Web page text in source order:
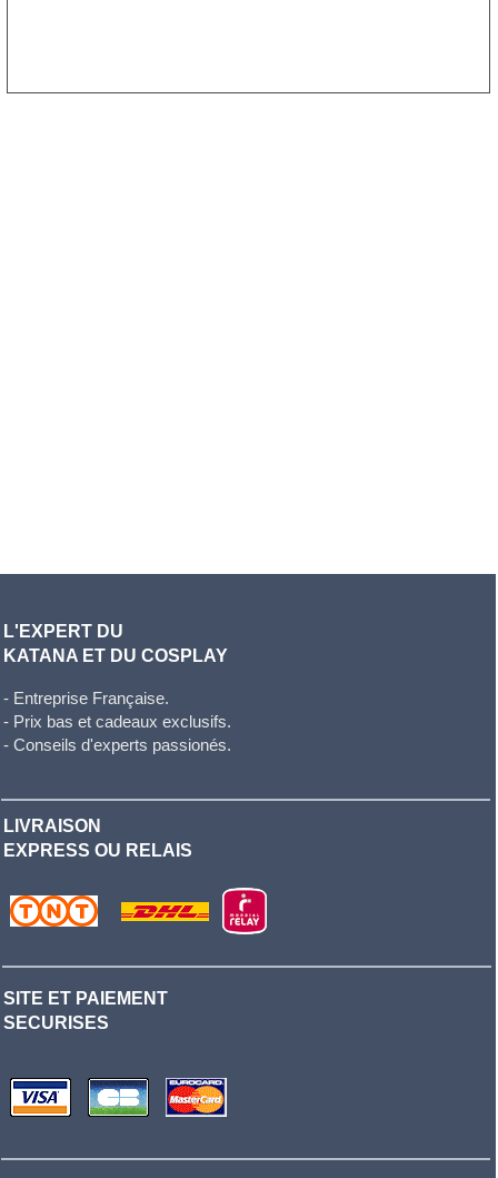
L'EXPERT DU
KATANA ET DU COSPLAY
- Entreprise Française.
- Prix bas et cadeaux exclusifs.
- Conseils d'experts passionés.
LIVRAISON
EXPRESS OU RELAIS
SITE ET PAIEMENT
SECURISES